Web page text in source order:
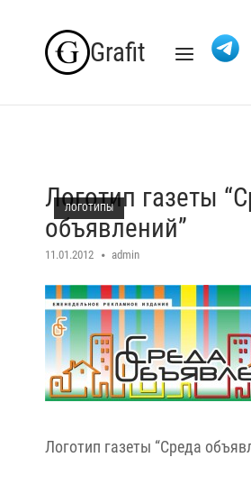
Grafit Menu
ЛОГОТИПЫ
Логотип газеты
объявлений”
11.01.2012 admin
Логотип газеты “Среда